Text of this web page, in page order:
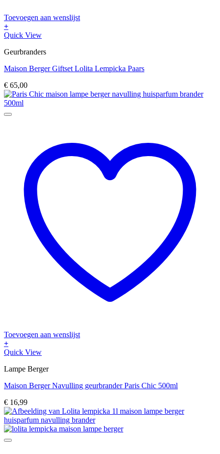
Toevoegen aan wenslijst
+
Quick View
Geurbranders
Maison Berger Giftset Lolita Lempicka Paars
€ 65,00
Toevoegen aan wenslijst
+
Quick View
Lampe Berger
Maison Berger Navulling geurbrander Paris Chic 500ml
€ 16,99